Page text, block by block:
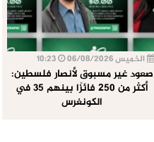
الخميس 06/08/2026
صعود غير مسبوق لأنصار فلسطين:
أكثر من 250 فائزًا بينهم 35 في
الكونغرس